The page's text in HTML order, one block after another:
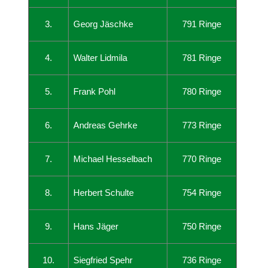
3. Georg Jäschke 791 Ringe
4. Walter Lidmila 781 Ringe
5. Frank Pohl 780 Ringe
6. Andreas Gehrke 773 Ringe
7. Michael Hesselbach 770 Ringe
8. Herbert Schulte 754 Ringe
9. Hans Jäger 750 Ringe
10. Siegfried Spehr 736 Ringe